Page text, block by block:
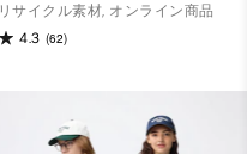
リサイクル素材, オンライン商品
4.3 (62)